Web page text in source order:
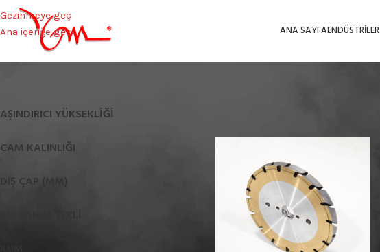
Gezinmeye geç
Ana içeriğe geç
ANA SAYFAENDÜSTRILER
AŞINDIRICI YÜKSEKLIĞI
CAM KALINLIĞI
DIŞ ÇAP (MM)